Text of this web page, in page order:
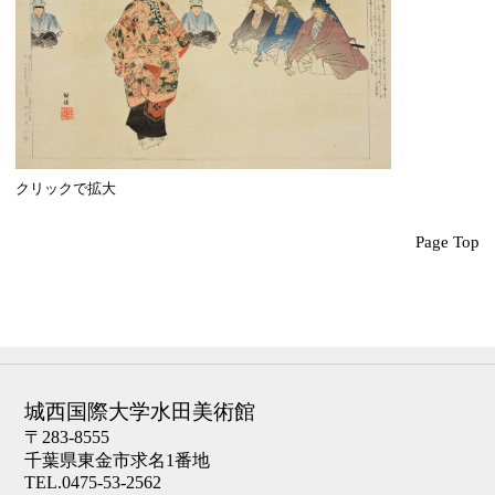
クリックで拡大
Page Top
城西国際大学水田美術館
〒283-8555
千葉県東金市求名1番地
TEL.0475-53-2562